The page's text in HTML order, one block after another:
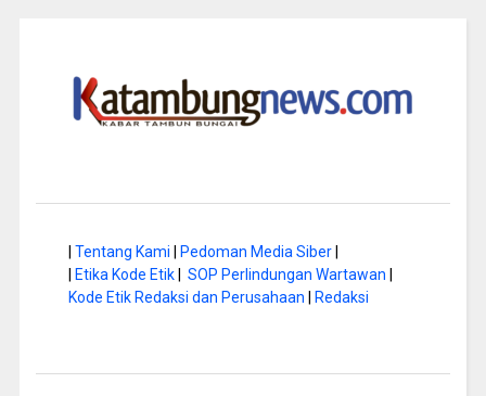
Tentang Kami Pedoman Media Siber|
Etika Kode Etik| SOP Perlindungan Wartawan
Kode Etik Redaksi dan Perusahaan
Redaksi